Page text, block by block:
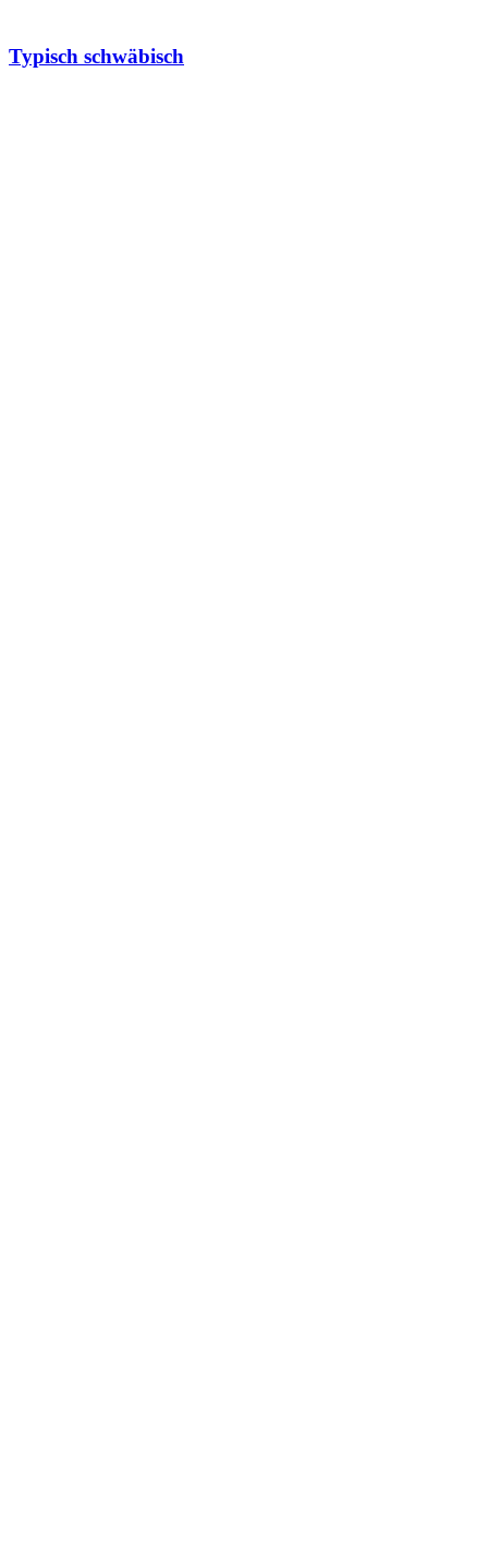
Typisch schwäbisch